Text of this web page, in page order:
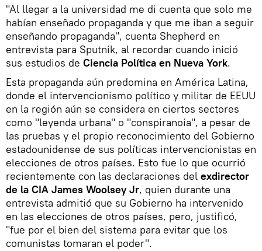
"Al llegar a la universidad me di cuenta que solo me
habían enseñado propaganda y que me iban a seguir
enseñando propaganda", cuenta Shepherd en
entrevista para Sputnik, al recordar cuando inició
sus estudios de Ciencia Política en Nueva York.
Esta propaganda aún predomina en América Latina,
donde el intervencionismo político y militar de EEUU
en la región aún se considera en ciertos sectores
como "leyenda urbana" o "conspiranoia", a pesar de
las pruebas y el propio reconocimiento del Gobierno
estadounidense de sus políticas intervencionistas en
elecciones de otros países. Esto fue lo que ocurrió
recientemente con las declaraciones del exdirector
de la CIA James Woolsey Jr, quien durante una
entrevista admitió que su Gobierno ha intervenido
en las elecciones de otros países, pero, justificó,
"fue por el bien del sistema para evitar que los
comunistas tomaran el poder".